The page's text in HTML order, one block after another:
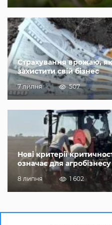
Страхування врожаю,
захистити свій бізнес
7 липня 507
Нові критерії
означає для агробізнесу
8 липня 1 602